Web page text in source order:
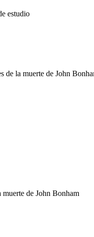
estudio
de la muerte de John
de John Bonham